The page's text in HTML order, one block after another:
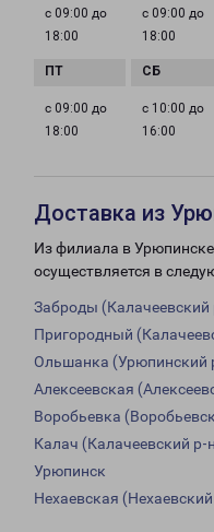
с 09:00 до
18:00
с 09:00 до
18:00
с 09:00 до
18:00
с 10:00 до
16:00
Доставка из
Из филиала в
осуществляется в
Заброды (Калачеевский
Пригородный
Ольшанка (Урюпинский
Алексеевская
Воробьевка
Калач (Калачеевский р-
Урюпинск
Нехаевская